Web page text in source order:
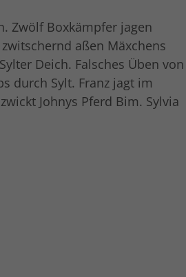
Zwölf Boxkämpfer jagen
aßen Mäxchens
Deich. Falsches Üben von
durch Sylt. Franz jagt im
Johnys Pferd Bim. Sylvia